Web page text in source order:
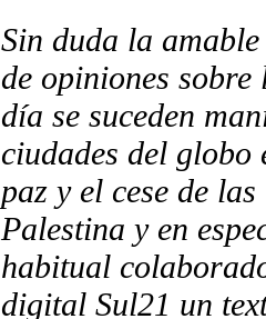
Sin duda la
de opiniones sobre
día se suceden
ciudades del
paz y el cese de
Palestina y en
habitual
digital Sul21 un